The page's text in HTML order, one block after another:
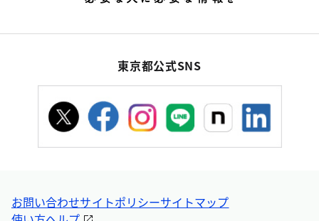
東京都公式SNS
お問い合わせサイトポリシーサイトマップ